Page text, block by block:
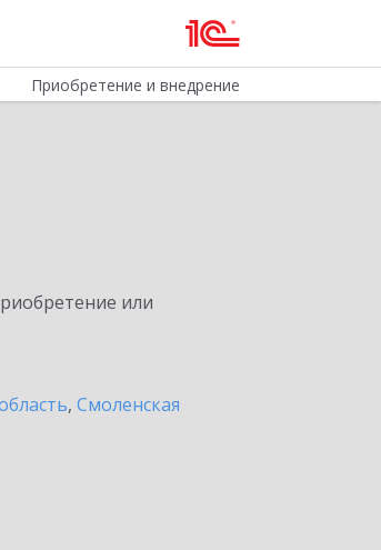
Приобретение и внедрение
или
, Смоленская